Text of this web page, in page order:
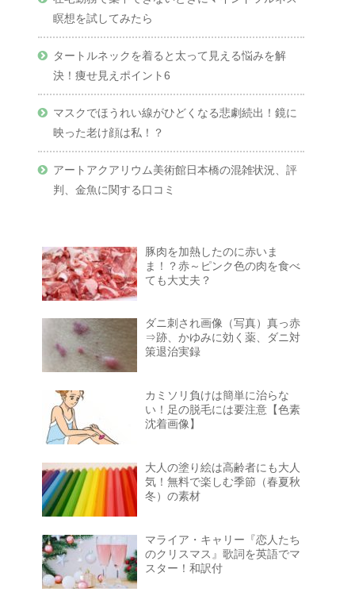
瞑想を試してみたら
タートルネックを着ると太って見える悩みを解
決！痩せ見えポイント6
マスクでほうれい線がひどくなる悲劇続出！鏡に
映った老け顔は私！？
アートアクアリウム美術館日本橋の混雑状況、評
判、金魚に関する口コミ
豚肉を加熱したのに赤いま
ま！？赤～ピンク色の肉を食べ
ても大丈夫？
ダニ刺され画像（写真）真っ赤
⇒跡、かゆみに効く薬、ダニ対
策退治実録
カミソリ負けは簡単に治らな
い！足の脱毛には要注意【色素
沈着画像】
大人の塗り絵は高齢者にも大人
気！無料で楽しむ季節（春夏秋
冬）の素材
マライア・キャリー『恋人たち
のクリスマス』歌詞を英語でマ
スター！和訳付